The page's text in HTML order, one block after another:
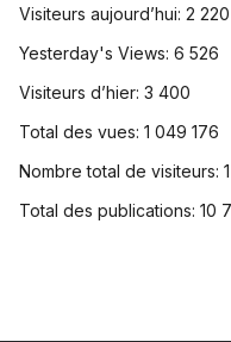
Visiteurs aujourd’hui: 2 220
Yesterday's Views: 6 526
Visiteurs d’hier: 3 400
Total des vues: 1 049 176
Nombre total de visiteurs:
Total des publications: 10